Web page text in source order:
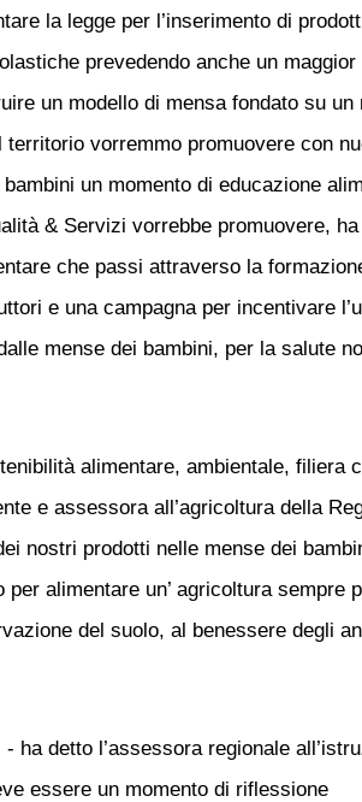
la legge per l’inserimento di
prevedendo anche un maggior
un modello di mensa fondato su un
vorremmo promuovere con
un momento di educazione
& Servizi vorrebbe promuovere,
che passi attraverso la
e una campagna per incentivare
mense dei bambini, per la salute
alimentare, ambientale, filiera
e assessora all’agricoltura della
nostri prodotti nelle mense dei
alimentare un’ agricoltura sempre
del suolo, al benessere degli
ha detto l’assessora regionale
essere un momento di riflessione